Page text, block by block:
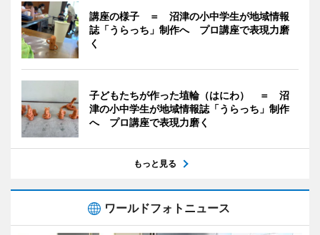
講座の様子 ＝ 沼津の小中学生が地域情報
誌「うらっち」制作へ プロ講座で表現力磨
く
子どもたちが作った埴輪（はにわ） ＝ 沼
津の小中学生が地域情報誌「うらっち」制作
へ プロ講座で表現力磨く
もっと見る
ワールドフォトニュース